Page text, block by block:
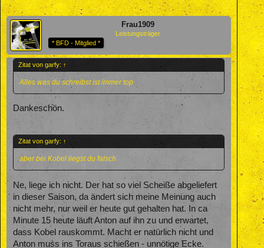
Frau1909
Leistungsträger
* BFD - Mitglied *
Zitat von garfy: ↑
Alles was du schreibst ist immer top
Dankeschön.
Zitat von garfy: ↑
aber bei Kobel liegst du falsch
Ne, liege ich nicht. Der hat so viel Scheiße abgeliefert
in dieser Saison, da ändert sich meine Meinung auch
nicht mehr, nur weil er heute gut gehalten hat. In ca
Minute 15 heute läuft Anton auf ihn zu und erwartet,
dass Kobel rauskommt. Macht er natürlich nicht und
Anton muss ins Toraus schießen - unnötige Ecke.